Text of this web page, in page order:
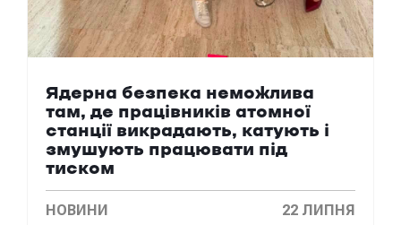
Ядерна безпека неможлива
там, де працівників атомної
станції викрадають, катують і
змушують працювати під
тиском
НОВИНИ 22 ЛИПНЯ